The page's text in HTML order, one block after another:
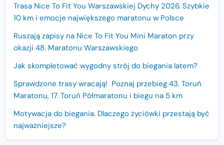
Trasa Nice To Fit You Warszawskiej Dychy 2026. Szybkie
10 km i emocje największego maratonu w Polsce
Ruszają zapisy na Nice To Fit You Mini Maraton przy
okazji 48. Maratonu Warszawskiego
Jak skompletować wygodny strój do biegania latem?
Sprawdzone trasy wracają! Poznaj przebieg 43. Toruń
Maratonu, 17. Toruń Półmaratonu i biegu na 5 km
Motywacja do biegania. Dlaczego życiówki przestają być
najważniejsze?